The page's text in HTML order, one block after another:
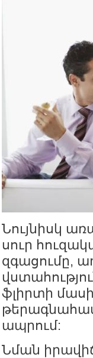
Նույնիսկ
սուր
զգացումը,
ֆլիրտի
ապրում:
Նման